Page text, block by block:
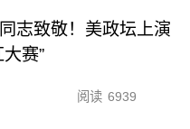
志致敬！美政坛上演
赛”
阅读 6939